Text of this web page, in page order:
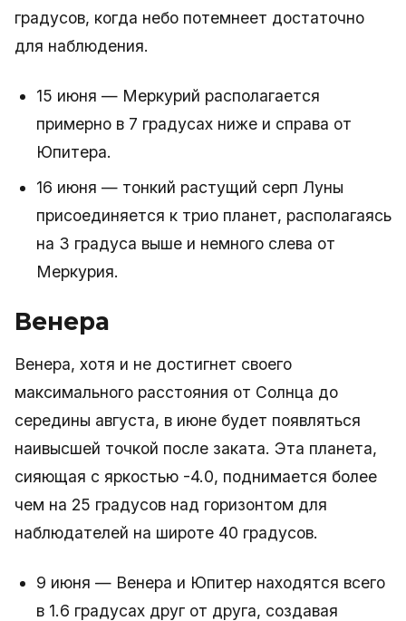
градусов, когда небо потемнеет достаточно
для наблюдения.
15 июня — Меркурий располагается
примерно в 7 градусах ниже и справа от
Юпитера.
16 июня — тонкий растущий серп Луны
присоединяется к трио планет, располагаясь
на 3 градуса выше и немного слева от
Меркурия.
Венера
Венера, хотя и не достигнет своего
максимального расстояния от Солнца до
середины августа, в июне будет появляться
наивысшей точкой после заката. Эта планета,
сияющая с яркостью -4.0, поднимается более
чем на 25 градусов над горизонтом для
наблюдателей на широте 40 градусов.
9 июня — Венера и Юпитер находятся всего
в 1.6 градусах друг от друга, создавая